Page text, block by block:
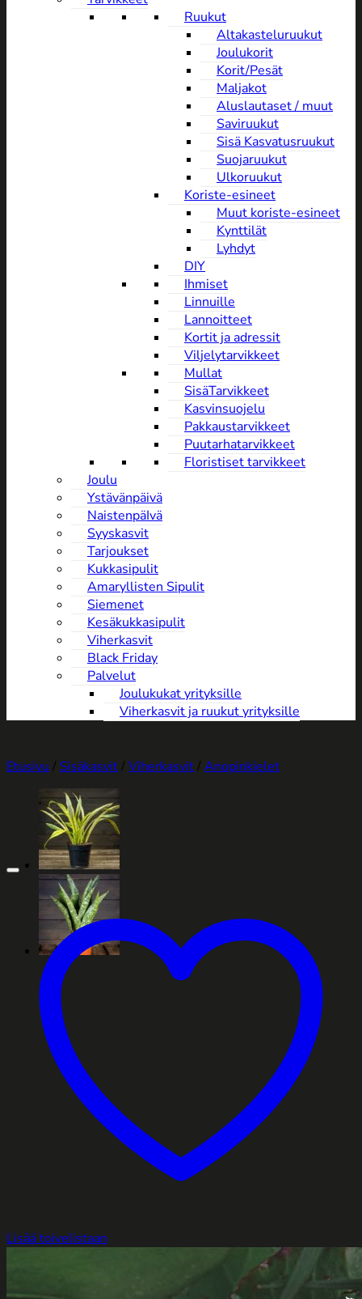
Ruukut
Altakasteluruukut
Joulukorit
Korit/Pesät
Maljakot
Aluslautaset / muut
Saviruukut
Sisä Kasvatusruukut
Suojaruukut
Ulkoruukut
Koriste-esineet
Muut koriste-esineet
Kynttilät
Lyhdyt
DIY
Ihmiset
Linnuille
Lannoitteet
Kortit ja adressit
Viljelytarvikkeet
Mullat
SisäTarvikkeet
Kasvinsuojelu
Pakkaustarvikkeet
Puutarhatarvikkeet
Floristiset tarvikkeet
Joulu
Ystävänpäivä
NaistenpäIvä
Syyskasvit
Tarjoukset
Kukkasipulit
Amaryllisten Sipulit
Siemenet
Kesäkukkasipulit
Viherkasvit
Black Friday
Palvelut
Joulukukat yrityksille
Viherkasvit ja ruukut yrityksille
Etusivu / Sisäkasvit/ Viherkasvit/ Anopinkielet
Lisää toivelistaan